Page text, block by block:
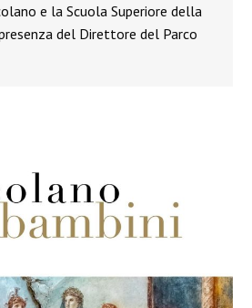
e la Scuola Superiore della
del Direttore del Parco